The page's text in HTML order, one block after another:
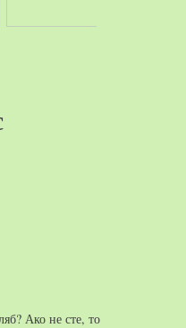
Ако не сте, то